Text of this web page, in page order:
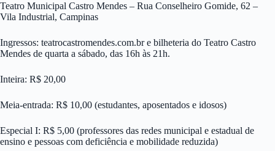
Teatro Municipal Castro Mendes – Rua Conselheiro Gomide, 62 –
Vila Industrial, Campinas
Ingressos: teatrocastromendes.com.br e bilheteria do Teatro Castro
Mendes de quarta a sábado, das 16h às 21h.
Inteira: R$ 20,00
Meia-entrada: R$ 10,00 (estudantes, aposentados e idosos)
Especial I: R$ 5,00 (professores das redes municipal e estadual de
ensino e pessoas com deficiência e mobilidade reduzida)